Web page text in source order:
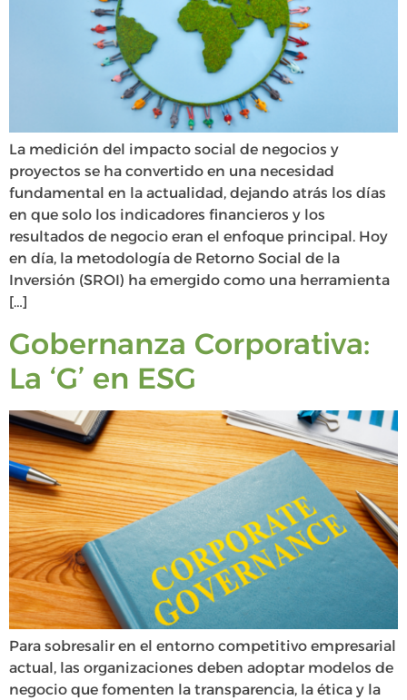
La medición del impacto social de negocios y
proyectos se ha convertido en una necesidad
fundamental en la actualidad, dejando atrás los días
en que solo los indicadores financieros y los
resultados de negocio eran el enfoque principal. Hoy
en día, la metodología de Retorno Social de la
Inversión (SROI) ha emergido como una herramienta
[…]
Gobernanza Corporativa:
La ‘G’ en ESG
Para sobresalir en el entorno competitivo empresarial
actual, las organizaciones deben adoptar modelos de
negocio que fomenten la transparencia, la ética y la